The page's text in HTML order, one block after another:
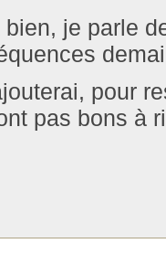
je parle
pour
pas bons à